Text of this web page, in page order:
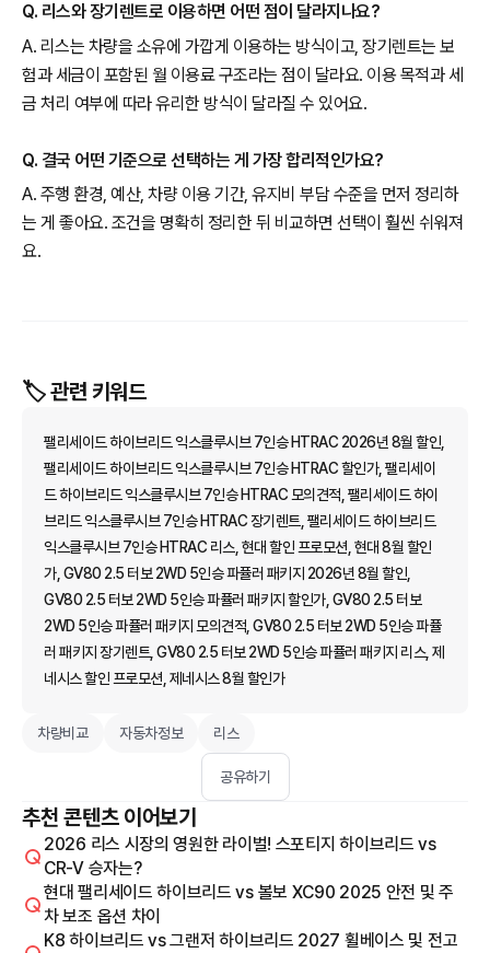
Q. 리스와 장기렌트로 이용하면 어떤 점이 달라지나요?
A. 리스는 차량을 소유에 가깝게 이용하는 방식이고, 장기렌트는 보
험과 세금이 포함된 월 이용료 구조라는 점이 달라요. 이용 목적과 세
금 처리 여부에 따라 유리한 방식이 달라질 수 있어요.
Q. 결국 어떤 기준으로 선택하는 게 가장 합리적인가요?
A. 주행 환경, 예산, 차량 이용 기간, 유지비 부담 수준을 먼저 정리하
는 게 좋아요. 조건을 명확히 정리한 뒤 비교하면 선택이 훨씬 쉬워져
요.
🏷️ 관련 키워드
팰리세이드 하이브리드 익스클루시브 7인승 HTRAC 2026년 8월 할인,
팰리세이드 하이브리드 익스클루시브 7인승 HTRAC 할인가, 팰리세이
드 하이브리드 익스클루시브 7인승 HTRAC 모의견적, 팰리세이드 하이
브리드 익스클루시브 7인승 HTRAC 장기렌트, 팰리세이드 하이브리드
익스클루시브 7인승 HTRAC 리스, 현대 할인 프로모션, 현대 8월 할인
가, GV80 2.5 터보 2WD 5인승 파퓰러 패키지 2026년 8월 할인,
GV80 2.5 터보 2WD 5인승 파퓰러 패키지 할인가, GV80 2.5 터보
2WD 5인승 파퓰러 패키지 모의견적, GV80 2.5 터보 2WD 5인승 파퓰
러 패키지 장기렌트, GV80 2.5 터보 2WD 5인승 파퓰러 패키지 리스, 제
네시스 할인 프로모션, 제네시스 8월 할인가
차량비교 자동차정보 리스
공유하기
추천 콘텐츠 이어보기
2026 리스 시장의 영원한 라이벌! 스포티지 하이브리드 vs
CR-V 승자는?
현대 팰리세이드 하이브리드 vs 볼보 XC90 2025 안전 및 주
차 보조 옵션 차이
K8 하이브리드 vs 그랜저 하이브리드 2027 휠베이스 및 전고